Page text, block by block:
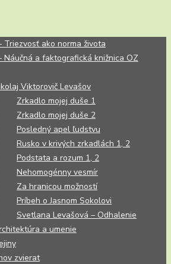
Triezvosť ako norma života
Náučná a faktografická knižnica OZ
Viktorovič Levašov
Zrkadlo mojej duše 1
Zrkadlo mojej duše 2
Posledný apel ľudstvu
Rusko v krivých zrkadlách 1, 2
Podstata a rozum 1, 2
Nehomogénny vesmír
Za hranicou možností
Príbeh o Jasnom Sokolovi
Svetlana Levašová – Odhalenie
a umenie
zvierat